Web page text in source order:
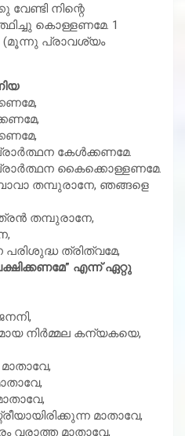
നിന്റെ
കൊള്ളണമേ. 1
(മൂന്നു പ്രാവശ്യം
കേള്‍ക്കണമേ.
കൈക്കൊള്ളണമേ.
തമ്പുരാനേ, ഞങ്ങളെ
തമ്പുരാനേ,
ത്രിത്വമേ,
എന്ന് ഏറ്റു
നിര്‍മ്മല കന്യകയെ,
മാതാവേ,
വരാത്ത മാതാവേ,